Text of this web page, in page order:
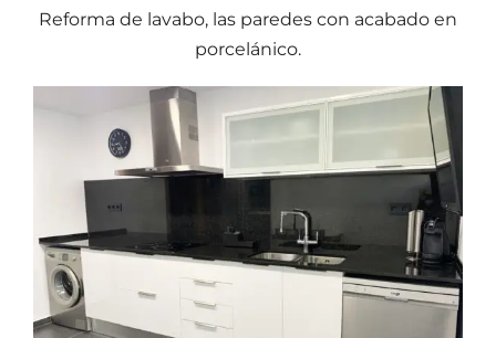
Reforma de lavabo, las paredes con acabado en
porcelánico.